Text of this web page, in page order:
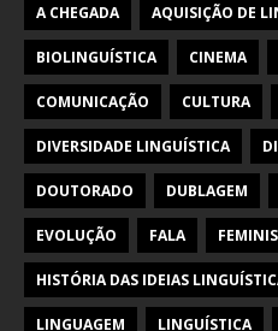
A CHEGADA AQUISIÇÃO DE
BIOLINGUÍSTICA CINEMA
COMUNICAÇÃO CULTURA
DIVERSIDADE LINGUÍSTICA
DOUTORADO DUBLAGEM
EVOLUÇÃO FALA
HISTÓRIA DAS IDEIAS
LINGUAGEM LINGUÍSTICA